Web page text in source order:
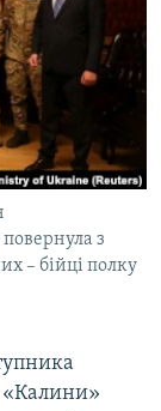
з
– бійці полку
«Калини»